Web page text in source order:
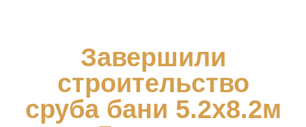
Завершили
строительство
сруба бани 5.2х8.2м